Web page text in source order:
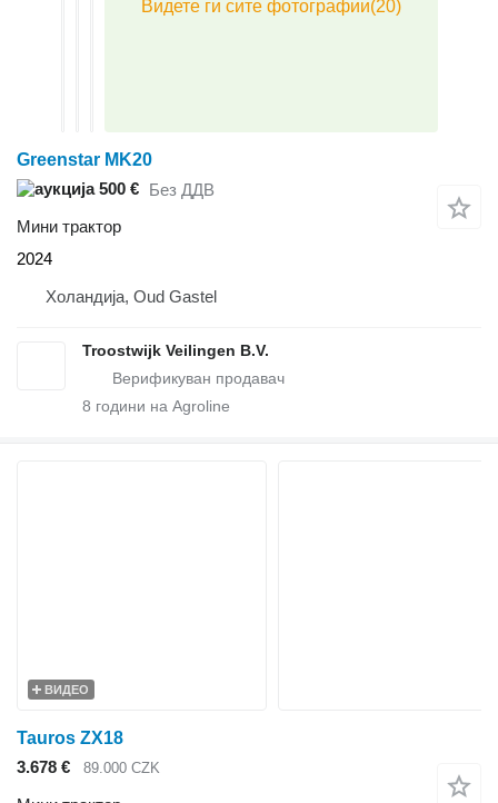
Greenstar MK20
500 € Без ДДВ
Мини трактор
2024
Холандија, Oud Gastel
Troostwijk Veilingen B.V.
8 години на Agroline
ВИДЕО
Tauros ZX18
3.678 €
89.000 CZK